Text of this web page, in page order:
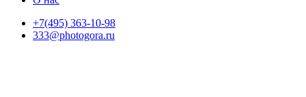
+7(495) 363-10-98
333@photogora.ru